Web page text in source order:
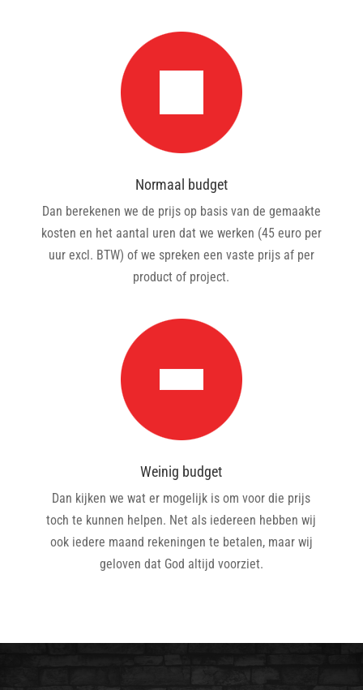
Normaal budget
Dan berekenen we de prijs op basis van de gemaakte
kosten en het aantal uren dat we werken (45 euro per
uur excl. BTW) of we spreken een vaste prijs af per
product of project.
Weinig budget
Dan kijken we wat er mogelijk is om voor die prijs
toch te kunnen helpen. Net als iedereen hebben wij
ook iedere maand rekeningen te betalen, maar wij
geloven dat God altijd voorziet.